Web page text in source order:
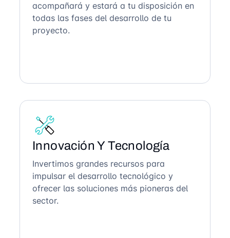
acompañará y estará a tu disposición en
todas las fases del desarrollo de tu
proyecto.
Innovación Y Tecnología
Invertimos grandes recursos para
impulsar el desarrollo tecnológico y
ofrecer las soluciones más pioneras del
sector.